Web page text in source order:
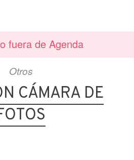
fuera de Agenda
Otros
CÁMARA DE